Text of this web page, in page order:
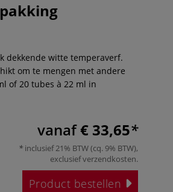
dekkende witte temperaverf.
om te mengen met andere
of 20 tubes à 22 ml in
vanaf€ 33,65
inclusief 21% BTW (cq. 9% BTW),
exclusiefverzendkosten.
Product bestellen